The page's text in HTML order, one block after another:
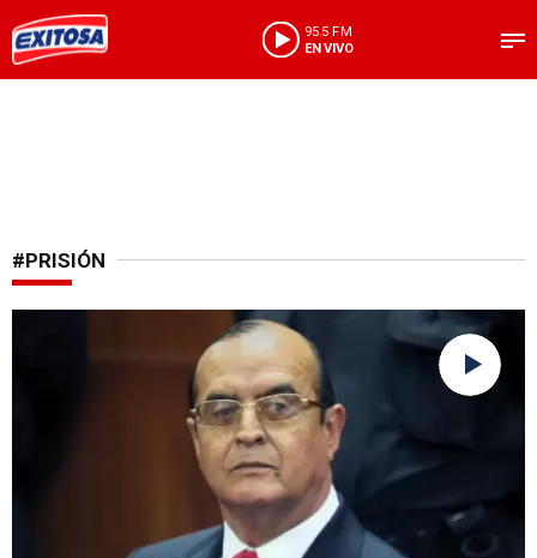
95.5 FM
EN VIVO
#PRISIÓN